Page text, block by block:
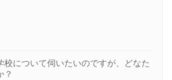
について伺いたいのですが、どなた
？